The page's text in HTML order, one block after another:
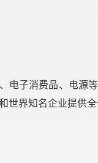
子消费品、电源
界知名企业提供全